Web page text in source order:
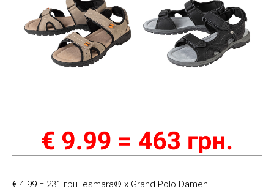
€ 4.99 = 231 грн. esmara® x Grand Polo Damen